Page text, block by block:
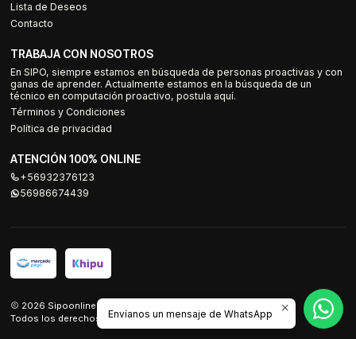
Lista de Deseos
Contacto
TRABAJA CON NOSOTROS
En SIPO, siempre estamos en búsqueda de personas proactivas y con
ganas de aprender. Actualmente estamos en la búsqueda de un
técnico en computación proactivo, postula aquí.
Términos y Condiciones
Política de privacidad
ATENCIÓN 100% ONLINE
+56932376123
56986674439
2026 Sipoonline.
Todos los derechos reservados.Desarrollado por Jumpseller
Envíanos un mensaje de WhatsApp